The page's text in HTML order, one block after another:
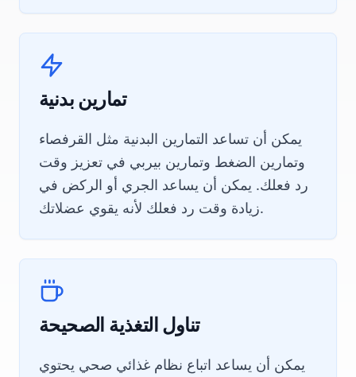
تمارين بدنية
يمكن أن تساعد التمارين البدنية مثل القرفصاء
وتمارين الضغط وتمارين بيربي في تعزيز وقت
رد فعلك. يمكن أن يساعد الجري أو الركض في
زيادة وقت رد فعلك لأنه يقوي عضلاتك.
تناول التغذية الصحيحة
يمكن أن يساعد اتباع نظام غذائي صحي يحتوي